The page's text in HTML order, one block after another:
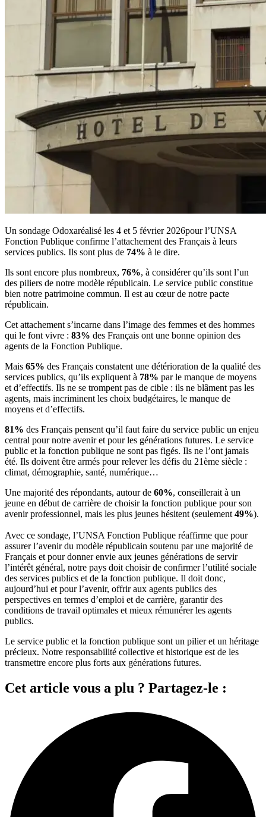
Un sondage Odoxaréalisé les 4 et 5 février 2026pour l’UNSA
Fonction Publique confirme l’attachement des Français à leurs
services publics. Ils sont plus de 74% à le dire.
Ils sont encore plus nombreux, 76%, à considérer qu’ils sont l’un
des piliers de notre modèle républicain. Le service public constitue
bien notre patrimoine commun. Il est au cœur de notre pacte
républicain.
Cet attachement s’incarne dans l’image des femmes et des hommes
qui le font vivre : 83% des Français ont une bonne opinion des
agents de la Fonction Publique.
Mais 65% des Français constatent une détérioration de la qualité des
services publics, qu’ils expliquent à 78% par le manque de moyens
et d’effectifs. Ils ne se trompent pas de cible : ils ne blâment pas les
agents, mais incriminent les choix budgétaires, le manque de
moyens et d’effectifs.
81% des Français pensent qu’il faut faire du service public un enjeu
central pour notre avenir et pour les générations futures. Le service
public et la fonction publique ne sont pas figés. Ils ne l’ont jamais
été. Ils doivent être armés pour relever les défis du 21ème siècle :
climat, démographie, santé, numérique…
Une majorité des répondants, autour de 60%, conseillerait à un
jeune en début de carrière de choisir la fonction publique pour son
avenir professionnel, mais les plus jeunes hésitent (seulement49%).
Avec ce sondage, l’UNSA Fonction Publique réaffirme que pour
assurer l’avenir du modèle républicain soutenu par une majorité de
Français et pour donner envie aux jeunes générations de servir
l’intérêt général, notre pays doit choisir de confirmer l’utilité sociale
des services publics et de la fonction publique. Il doit donc,
aujourd’hui et pour l’avenir, offrir aux agents publics des
perspectives en termes d’emploi et de carrière, garantir des
conditions de travail optimales et mieux rémunérer les agents
publics.
Le service public et la fonction publique sont un pilier et un héritage
précieux. Notre responsabilité collective et historique est de les
transmettre encore plus forts aux générations futures.
Cet article vous a plu ? Partagez-le :